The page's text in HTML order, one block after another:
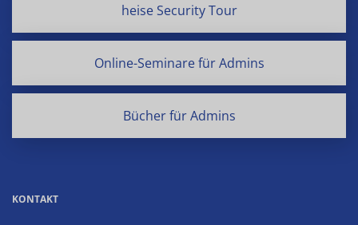
heise Security Tour
Online-Seminare für Admins
Bücher für Admins
KONTAKT